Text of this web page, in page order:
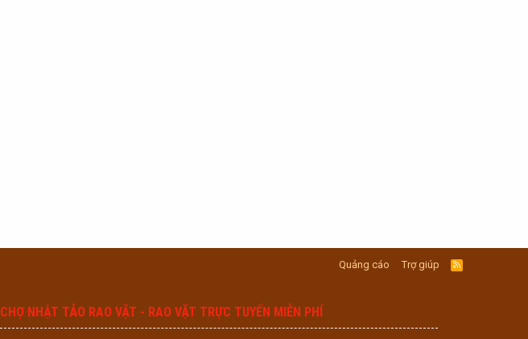
Quảng cáo Trợ giúp
R
S
CHỢ NHẬT TẢO RAO VẶT - RAO VẶT TRỰC TUYẾN MIỄN PHÍ